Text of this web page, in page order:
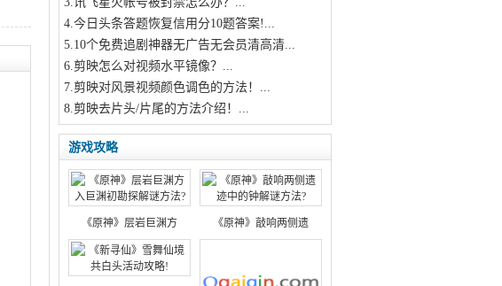
4.今日头条答题恢复信用分10题答案!...
5.10个免费追剧神器无广告无会员清高清...
6.剪映怎么对视频水平镜像？...
7.剪映对风景视频颜色调色的方法！...
8.剪映去片头/片尾的方法介绍！...
游戏攻略
《原神》层岩巨渊方 《原神》敲响两侧遗